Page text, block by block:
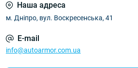
Наша адреса
м. Дніпро, вул. Воскресенська, 41
E-mail
info@autoarmor.com.ua